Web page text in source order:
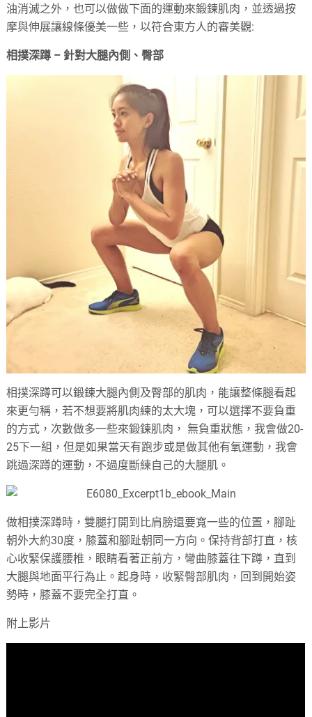
油消滅之外，也可以做做下面的運動來鍛鍊肌肉，並透過按
摩與伸展讓線條優美一些，以符合東方人的審美觀:
相撲深蹲 – 針對大腿內側、臀部
相撲深蹲可以鍛鍊大腿內側及臀部的肌肉，能讓整條腿看起
來更勻稱，若不想要將肌肉練的太大塊，可以選擇不要負重
的方式，次數做多一些來鍛鍊肌肉， 無負重狀態，我會做20-
25下一組，但是如果當天有跑步或是做其他有氧運動，我會
跳過深蹲的運動，不過度斷練自己的大腿肌。
做相撲深蹲時，雙腿打開到比肩膀還要寬一些的位置，腳趾
朝外大約30度，膝蓋和腳趾朝同一方向。保持背部打直，核
心收緊保護腰椎，眼睛看著正前方，彎曲膝蓋往下蹲，直到
大腿與地面平行為止。起身時，收緊臀部肌肉，回到開始姿
勢時，膝蓋不要完全打直。
附上影片